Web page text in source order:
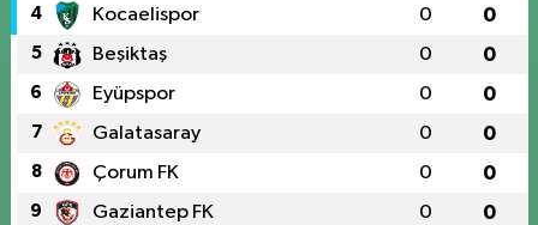
4 Kocaelispor 0 0
5 Beşiktaş 0 0
6 Eyüpspor 0 0
7 Galatasaray 0 0
8 Çorum FK 0 0
9 Gaziantep FK 0 0